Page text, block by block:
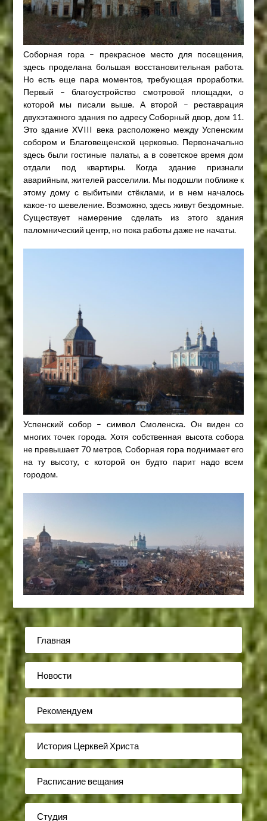
Соборная гора – прекрасное место для посещения,
здесь проделана большая восстановительная работа.
Но есть еще пара моментов, требующая проработки.
Первый – благоустройство смотровой площадки, о
которой мы писали выше. А второй – реставрация
двухэтажного здания по адресу Соборный двор, дом 11.
Это здание XVIII века расположено между Успенским
собором и Благовещенской церковью. Первоначально
здесь были гостиные палаты, а в советское время дом
отдали под квартиры. Когда здание признали
аварийным, жителей расселили. Мы подошли поближе к
этому дому с выбитыми стёклами, и в нем началось
какое-то шевеление. Возможно, здесь живут бездомные.
Существует намерение сделать из этого здания
паломнический центр, но пока работы даже не начаты.
Успенский собор – символ Смоленска. Он виден со
многих точек города. Хотя собственная высота собора
не превышает 70 метров, Соборная гора поднимает его
на ту высоту, с которой он будто парит надо всем
городом.
Главная
Новости
Рекомендуем
История Церквей Христа
Расписание вещания
Студия